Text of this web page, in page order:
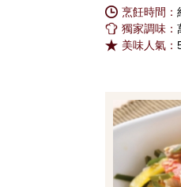
烹飪時間：
獨家調味：
美味人氣：